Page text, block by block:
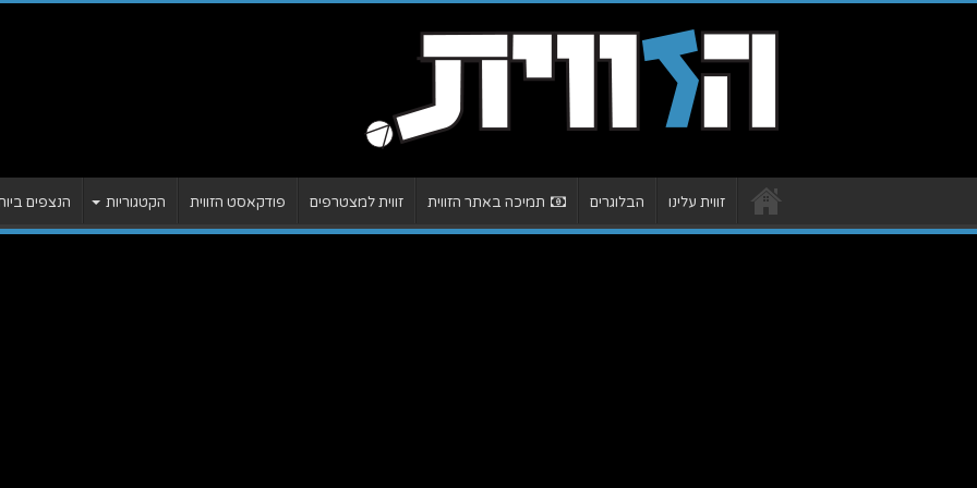
זווית עלינו הבלוגרים תמיכה באתר הזווית זווית למצטרפים פודקאסט הזווית הקטגוריות הנצפים